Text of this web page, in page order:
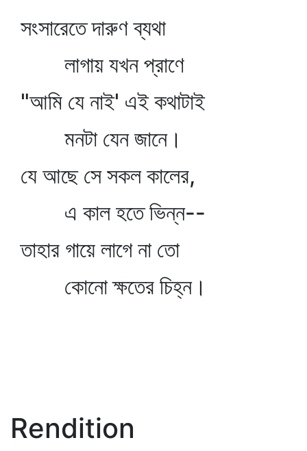
সংসারেতে দারুণ ব্যথা
লাগায় যখন প্রাণে
"আমি যে নাই' এই কথাটাই
মনটা যেন জানে।
যে আছে সে সকল কালের,
এ কাল হতে ভিন্ন--
তাহার গায়ে লাগে না তো
কোনো ক্ষতের চিহ্ন।
Rendition